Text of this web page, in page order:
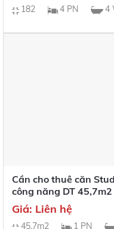
182 4 PN 4
Cần cho thuê căn
công năng DT
Giá: Liên hệ
45,7m2 1 PN